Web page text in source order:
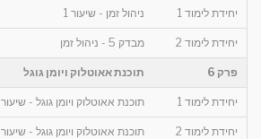
יחידת לימוד 1 ניהול זמן - שיעור 1
יחידת לימוד 2 מבדק 5 - ניהול זמן
פרק 6 תוכנת אאוטלוק ויומן גוגל
יחידת לימוד 1 תוכנת אאוטלוק ויומן גוגל - שיעור 1
יחידת לימוד 2 תוכנת אאוטלוק ויומן גוגל - שיעור 2